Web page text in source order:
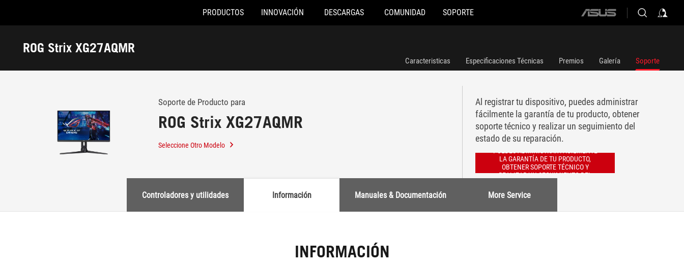
Accessibility links
PRODUCTOS INNOVACIÓN DESCARGAS COMUNIDAD SOPORTE
ASUS
ROG Strix XG27AQMR
Soporte
Caracteristicas Especificaciones Técnicas Premios Galería Soporte
Soporte de Producto para
ROG Strix XG27AQMR
Seleccione Otro Modelo
Al registrar tu dispositivo, puedes administrar
fácilmente la garantía de tu producto, obtener
soporte técnico y realizar un seguimiento del
estado de su reparación.
AL REGISTRAR TU DISPOSITIVO,
LA GARANTÍA DE TU PRODUCTO,
OBTENER SOPORTE TÉCNICO Y
REALIZAR UN SEGUIMIENTO DEL
Controladores y utilidades Información Manuales & Documentación More Service
INFORMACIÓN